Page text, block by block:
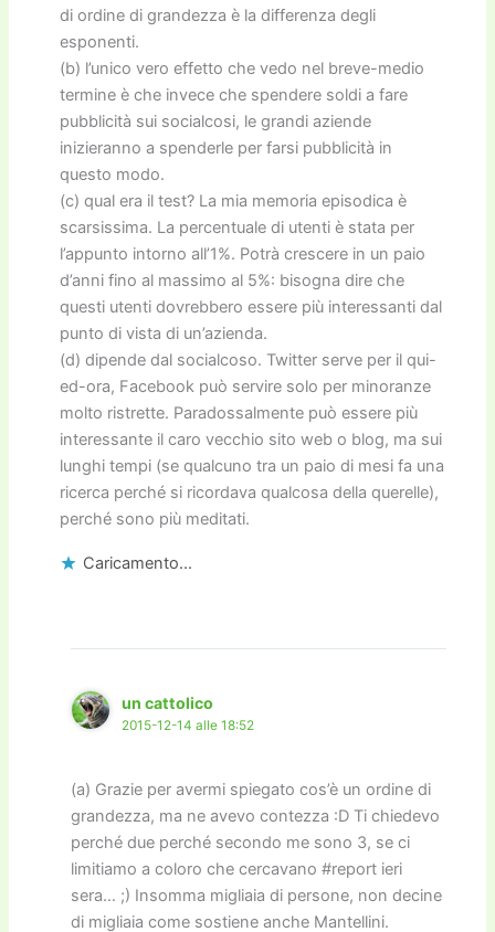
di ordine di grandezza è la differenza degli
esponenti.
(b) l’unico vero effetto che vedo nel breve-medio
termine è che invece che spendere soldi a fare
pubblicità sui socialcosi, le grandi aziende
inizieranno a spenderle per farsi pubblicità in
questo modo.
(c) qual era il test? La mia memoria episodica è
scarsissima. La percentuale di utenti è stata per
l’appunto intorno all’1%. Potrà crescere in un paio
d’anni fino al massimo al 5%: bisogna dire che
questi utenti dovrebbero essere più interessanti dal
punto di vista di un’azienda.
(d) dipende dal socialcoso. Twitter serve per il qui-
ed-ora, Facebook può servire solo per minoranze
molto ristrette. Paradossalmente può essere più
interessante il caro vecchio sito web o blog, ma sui
lunghi tempi (se qualcuno tra un paio di mesi fa una
ricerca perché si ricordava qualcosa della querelle),
perché sono più meditati.
Caricamento...
un cattolico
2015-12-14 alle 18:52
(a) Grazie per avermi spiegato cos’è un ordine di
grandezza, ma ne avevo contezza :D Ti chiedevo
perché due perché secondo me sono 3, se ci
limitiamo a coloro che cercavano #report ieri
sera… ;) Insomma migliaia di persone, non decine
di migliaia come sostiene anche Mantellini.